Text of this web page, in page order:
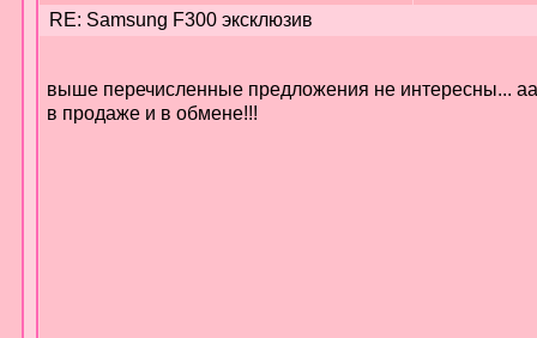
RE: Samsung F300 эксклюзив
выше перечисленные предложения не интересны...
в продаже и в обмене!!!